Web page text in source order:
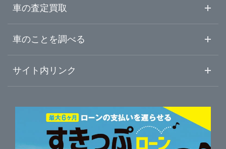
ガリバーつくば研究学園店
LIBERALA リベラーラつくば
ガリバーひたち海浜公園前店
ガリバーひたちなか昭和通り店
鹿嶋市
守谷市
筑西市
日立・県北地域
水戸・県央地域
千葉県
東京都
神奈川県
中古車情報・中古車検索
初めての中古車購入ガイド
中古車人気ランキング
自動車ローンを調べる
車の査定買取
車査定・車買取ならガリバー
ガリバーの査定が選ばれる理由
車を売る時よくある質問
便利な査定サービス
車のことを調べる
車初心者まとめ
新車・中古車カタログ
車の燃費を調べる
サイト内リンク
サイトマップ